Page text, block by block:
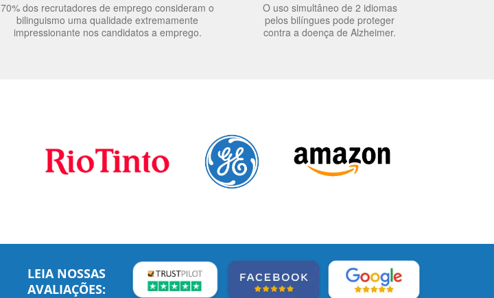
70% dos recrutadores de emprego consideram o
bilinguismo uma qualidade extremamente
impressionante nos candidatos a emprego.
O uso simultâneo de 2 idiomas
pelos bilíngues pode proteger
contra a doença de Alzheimer.
LEIA NOSSAS
AVALIAÇÕES: